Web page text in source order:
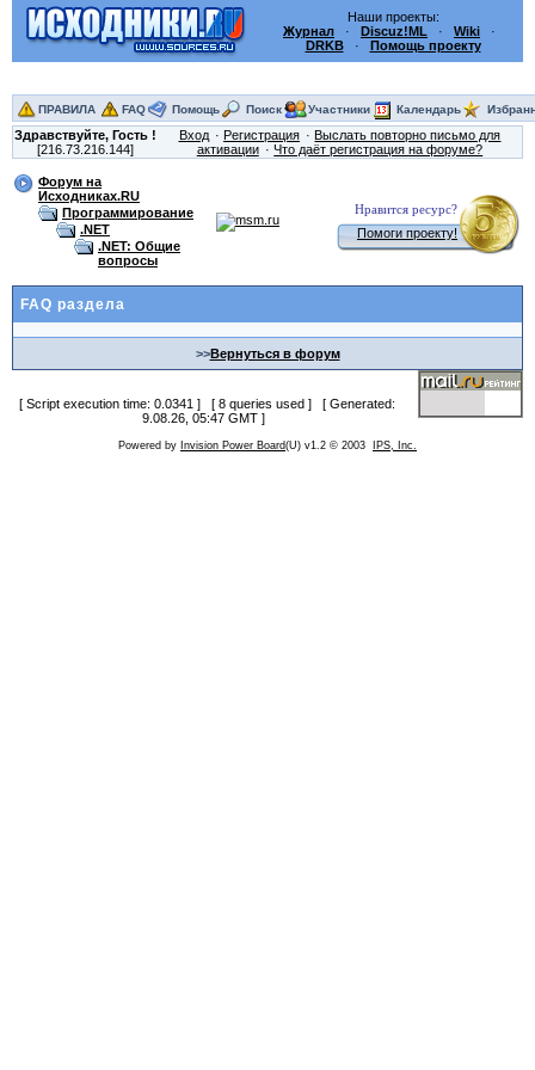
Наши проекты:
Журнал · Discuz!ML · Wiki ·
DRKB· Помощь проекту
ПРАВИЛА FAQ Помощь Поиск Участники Календарь
Здравствуйте, Гость !
[216.73.216.144]
Вход Регистрация
Выслать повторно письмо для
активации
Что даёт регистрация на форуме?
Форум на
Исходниках.RU
Программирование
.NET
.NET: Общие
вопросы
Нравится ресурс?
Помоги проекту!
FAQ раздела
>>Вернуться в форум
[ Script execution time: 0.0341 ] [ 8 queries used ] [ Generated:
9.08.26, 05:47 GMT ]
Powered by Invision Power Board(U) v1.2 © 2003 IPS, Inc.